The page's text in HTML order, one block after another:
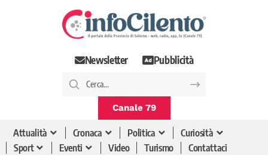
Newsletter Pubblicità
Canale 79
Attualità Cronaca Politica
Curiosità
Sport
Eventi Video Turismo Contattaci